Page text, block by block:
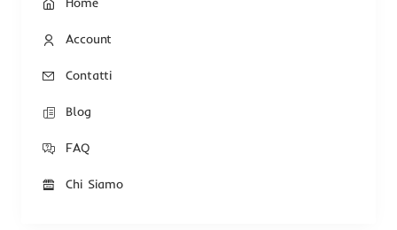
Account
Contatti
Blog
FAQ
Chi Siamo